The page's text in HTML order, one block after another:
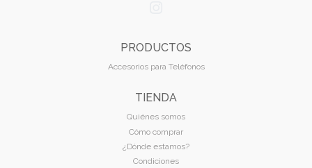
PRODUCTOS
Accesorios para Teléfonos
TIENDA
Quiénes somos
Cómo comprar
¿Dónde estamos?
Condiciones